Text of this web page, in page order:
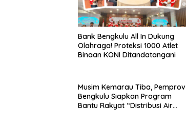
Bank Bengkulu All In Dukung
Olahraga! Proteksi 1000 Atlet
Binaan KONI Ditandatangani
Musim Kemarau Tiba, Pemprov
Bengkulu Siapkan Program
Bantu Rakyat “Distribusi Air